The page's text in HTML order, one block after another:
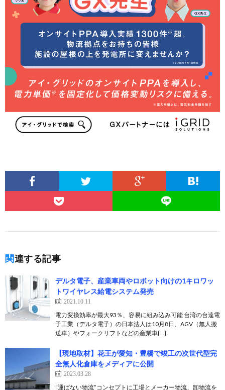
関連する記事
デルタ電子、産業車両やロボット向けの1キロワッ
トワイヤレス給電システム発売
2021.10.11
電力変換効率が最大93％、容易に組み込み可能 台湾の台達電
子工業（デルタ電子）の日本法人は10月8日、AGV（無人搬
送車）やフォークリフトなどの産業車[…]
【現地取材】花王が愛知・豊橋で竣工の次世代型完
全無人化倉庫をメディアに公開
2023.03.28
“運ばない物流”コンセプトに工場とメーカー物流、卸物流を